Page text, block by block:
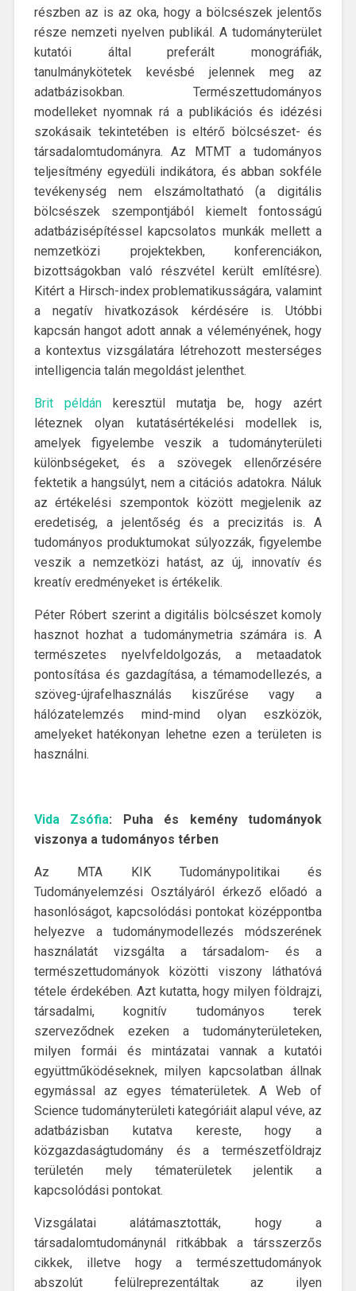
részben az is az oka, hogy a bölcsészek jelentős
része nemzeti nyelven publikál. A tudományterület
kutatói által preferált monográfiák,
tanulmánykötetek kevésbé jelennek meg az
adatbázisokban. Természettudományos
modelleket nyomnak rá a publikációs és idézési
szokásaik tekintetében is eltérő bölcsészet- és
társadalomtudományra. Az MTMT a tudományos
teljesítmény egyedüli indikátora, és abban sokféle
tevékenység nem elszámoltatható (a digitális
bölcsészek szempontjából kiemelt fontosságú
adatbázisépítéssel kapcsolatos munkák mellett a
nemzetközi projektekben, konferenciákon,
bizottságokban való részvétel került említésre).
Kitért a Hirsch-index problematikusságára, valamint
a negatív hivatkozások kérdésére is. Utóbbi
kapcsán hangot adott annak a véleményének, hogy
a kontextus vizsgálatára létrehozott mesterséges
intelligencia talán megoldást jelenthet.
Brit példánkeresztül mutatja be, hogy azért
léteznek olyan kutatásértékelési modellek is,
amelyek figyelembe veszik a tudományterületi
különbségeket, és a szövegek ellenőrzésére
fektetik a hangsúlyt, nem a citációs adatokra. Náluk
az értékelési szempontok között megjelenik az
eredetiség, a jelentőség és a precizitás is. A
tudományos produktumokat súlyozzák, figyelembe
veszik a nemzetközi hatást, az új, innovatív és
kreatív eredményeket is értékelik.
Péter Róbert szerint a digitális bölcsészet komoly
hasznot hozhat a tudománymetria számára is. A
természetes nyelvfeldolgozás, a metaadatok
pontosítása és gazdagítása, a témamodellezés, a
szöveg-újrafelhasználás kiszűrése vagy a
hálózatelemzés mind-mind olyan eszközök,
amelyeket hatékonyan lehetne ezen a területen is
használni.
Vida Zsófia: Puha és kemény tudományok
viszonya a tudományos térben
Az MTA KIK Tudománypolitikai és
Tudományelemzési Osztályáról érkező előadó a
hasonlóságot, kapcsolódási pontokat középpontba
helyezve a tudománymodellezés módszerének
használatát vizsgálta a társadalom- és a
természettudományok közötti viszony láthatóvá
tétele érdekében. Azt kutatta, hogy milyen földrajzi,
társadalmi, kognitív tudományos terek
szerveződnek ezeken a tudományterületeken,
milyen formái és mintázatai vannak a kutatói
együttműködéseknek, milyen kapcsolatban állnak
egymással az egyes tématerületek. A Web of
Science tudományterületi kategóriáit alapul véve, az
adatbázisban kutatva kereste, hogy a
közgazdaságtudomány és a természetföldrajz
területén mely tématerületek jelentik a
kapcsolódási pontokat.
Vizsgálatai alátámasztották, hogy a
társadalomtudománynál ritkábbak a társszerzős
cikkek, illetve hogy a természettudományok
abszolút felülreprezentáltak az ilyen